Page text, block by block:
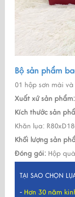
Bộ sản phẩm
01 hộp sơn mài
Xuất xứ sản phẩm:
Kích thước sản
Khăn lụa:
Khối lượng sản
Đóng gói: Hộp
TẠI SAO CHỌN
- Hơn 30 năm